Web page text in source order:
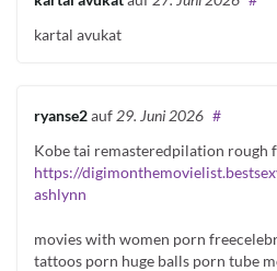
kartal avukat
ryanse2auf 29. Juni 2026 #
Kobe tai remasteredpilation rough
https://
ashlynn
movies with women porn
tattoos porn huge balls porn tube